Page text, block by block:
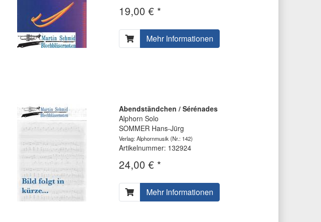
19,00 € *
Mehr Informationen
Abendständchen / Sérénades
Alphorn Solo
SOMMER Hans-Jürg
Verlag: Alphornmusik(Nr.: 142)
Artikelnummer: 132924
24,00 € *
Mehr Informationen